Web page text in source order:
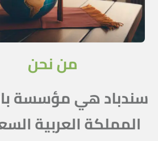
من نحن
سندباد هي مؤسسة
المملكة العربية